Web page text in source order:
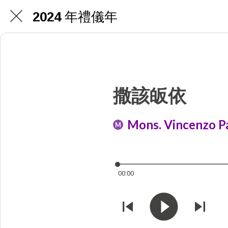
2024 年禮儀年
撒該皈依
M Mons. Vincenzo
00:00